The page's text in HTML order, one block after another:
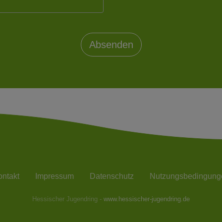
Impressum Datenschutz
Hessischer Jugendring - www.hessischer-jugendring.de